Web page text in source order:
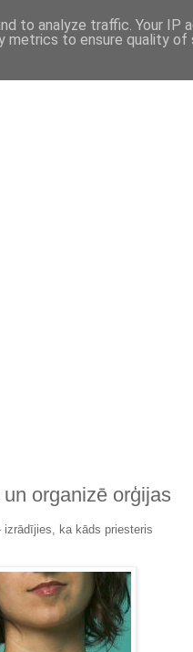
organizē orģijas
ka kāds priesteris
to analyze traffic. Your IP
metrics to ensure quality of